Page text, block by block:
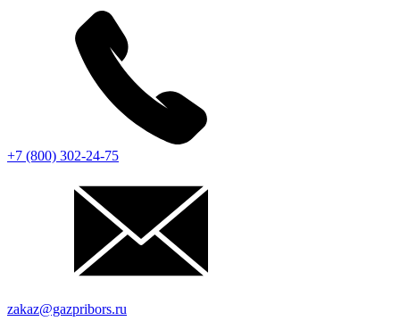
+7 (800) 302-24-75
zakaz@gazpribors.ru